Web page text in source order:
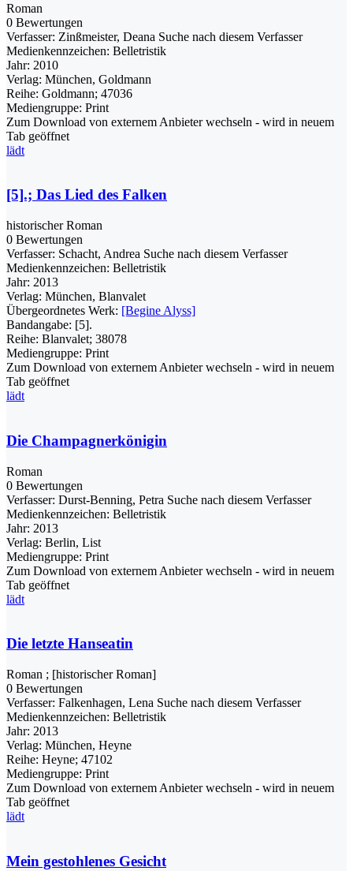
Roman
0 Bewertungen
Verfasser: Zinßmeister, Deana Suche nach diesem Verfasser
Medienkennzeichen: Belletristik
Jahr: 2010
Verlag: München, Goldmann
Reihe: Goldmann; 47036
Mediengruppe: Print
Zum Download von externem Anbieter wechseln - wird in neuem
Tab geöffnet
lädt
[5].; Das Lied des Falken
historischer Roman
0 Bewertungen
Verfasser: Schacht, Andrea Suche nach diesem Verfasser
Medienkennzeichen: Belletristik
Jahr: 2013
Verlag: München, Blanvalet
Übergeordnetes Werk: [Begine Alyss]
Bandangabe: [5].
Reihe: Blanvalet; 38078
Mediengruppe: Print
Zum Download von externem Anbieter wechseln - wird in neuem
Tab geöffnet
lädt
Die Champagnerkönigin
Roman
0 Bewertungen
Verfasser: Durst-Benning, Petra Suche nach diesem Verfasser
Medienkennzeichen: Belletristik
Jahr: 2013
Verlag: Berlin, List
Mediengruppe: Print
Zum Download von externem Anbieter wechseln - wird in neuem
Tab geöffnet
lädt
Die letzte Hanseatin
Roman ; [historischer Roman]
0 Bewertungen
Verfasser: Falkenhagen, Lena Suche nach diesem Verfasser
Medienkennzeichen: Belletristik
Jahr: 2013
Verlag: München, Heyne
Reihe: Heyne; 47102
Mediengruppe: Print
Zum Download von externem Anbieter wechseln - wird in neuem
Tab geöffnet
lädt
Mein gestohlenes Gesicht